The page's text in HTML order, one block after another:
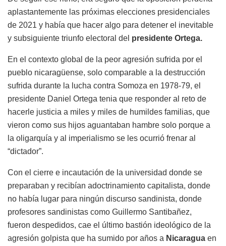
aplastantemente las próximas elecciones presidenciales
de 2021 y había que hacer algo para detener el inevitable
y subsiguiente triunfo electoral del presidente Ortega.
En el contexto global de la peor agresión sufrida por el
pueblo nicaragüense, solo comparable a la destrucción
sufrida durante la lucha contra Somoza en 1978-79, el
presidente Daniel Ortega tenia que responder al reto de
hacerle justicia a miles y miles de humildes familias, que
vieron como sus hijos aguantaban hambre solo porque a
la oligarquía y al imperialismo se les ocurrió frenar al
“dictador”.
Con el cierre e incautación de la universidad donde se
preparaban y recibían adoctrinamiento capitalista, donde
no había lugar para ningún discurso sandinista, donde
profesores sandinistas como Guillermo Santibañez,
fueron despedidos, cae el último bastión ideológico de la
agresión golpista que ha sumido por años a Nicaragua en